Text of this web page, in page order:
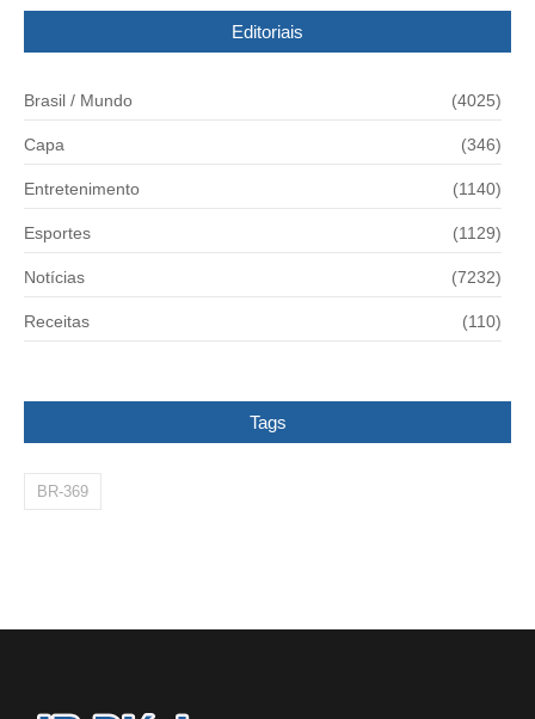
Editoriais
Brasil / Mundo (4025)
Capa (346)
Entretenimento (1140)
Esportes (1129)
Notícias (7232)
Receitas (110)
Tags
BR-369